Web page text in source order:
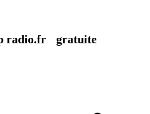
radio.fr gratuite